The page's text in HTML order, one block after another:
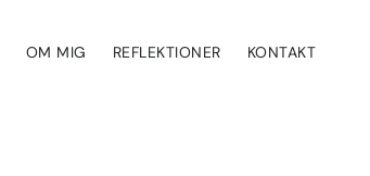
OM MIG REFLEKTIONER KONTAKT